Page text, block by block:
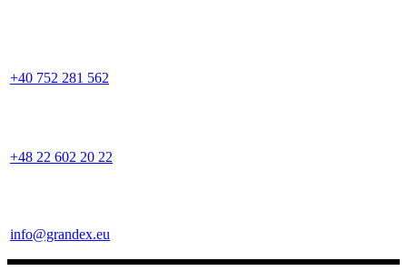
+40 752 281 562
+48 22 602 20 22
info@grandex.eu